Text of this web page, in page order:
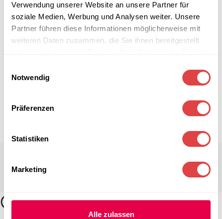
Verwendung unserer Website an unsere Partner für
soziale Medien, Werbung und Analysen weiter. Unsere
Partner führen diese Informationen möglicherweise mit
weiteren Daten zusammen, die Sie ihnen bereitgestellt
Notwendig
Präferenzen
Statistiken
Marketing
Alle zulassen